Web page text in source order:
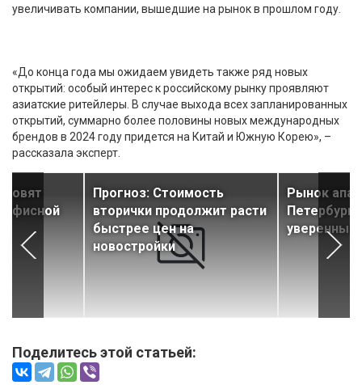
увеличивать компании, вышедшие на рынок в прошлом году.
«До конца года мы ожидаем увидеть также ряд новых
открытий: особый интерес к российскому рынку проявляют
азиатские ритейлеры. В случае выхода всех запланированных
открытий, суммарно более половины новых международных
брендов в 2024 году придется на Китай и Южную Корею», –
рассказала эксперт.
офисной
Прогноз: Стоимость
вторички продолжит расти
быстрее цен на
новостройки
Рынок
уверенный
Поделитесь этой статьей: